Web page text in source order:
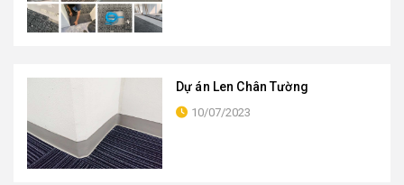
Dự án Len Chân Tường
10/07/2023